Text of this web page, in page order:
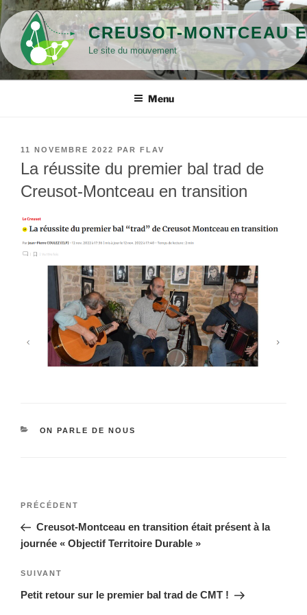
Aller
au
contenu
principal
CREUSOT-MONTCEAU
Le site du mouvement
Menu
PUBLIÉ
LE
11 NOVEMBRE 2022 PAR FLAV
La réussite du premier bal trad de
Creusot-Montceau en transition
CATÉGORIES
ON PARLE DE NOUS
Navigation
l’article
Article
précédent
PRÉCÉDENT
Creusot-Montceau en transition était présent à la
journée « Objectif Territoire Durable »
Article
suivant
SUIVANT
Petit retour sur le premier bal trad de CMT !